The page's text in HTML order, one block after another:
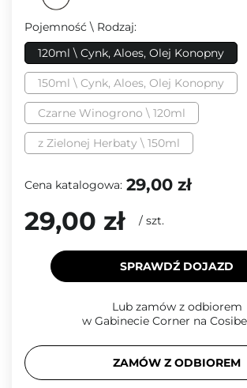
Pojemność \ Rodzaj:
120ml \ Cynk, Aloes, Olej Konopny
150ml \ Cynk, Aloes, Olej Konopny
Czarne Winogrono \ 120ml
z Zielonej Herbaty \ 150ml
Cena katalogowa: 29,00 zł
29,00 zł / szt.
SPRAWDŹ DOJAZD
Lub zamów z odbiorem
w Gabinecie Corner na
ZAMÓW Z ODBIOREM